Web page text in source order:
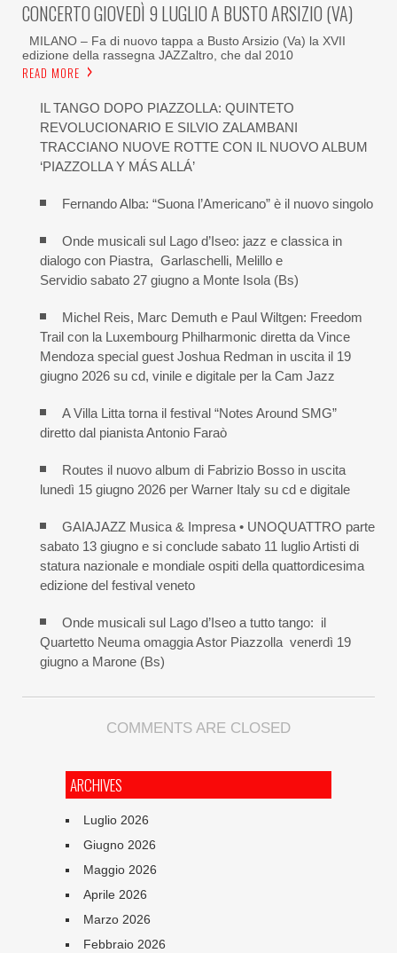
CONCERTO GIOVEDÌ 9 LUGLIO A BUSTO ARSIZIO (VA)
MILANO – Fa di nuovo tappa a Busto Arsizio (Va) la XVII
edizione della rassegna JAZZaltro, che dal 2010
READ MORE
IL TANGO DOPO PIAZZOLLA: QUINTETO
REVOLUCIONARIO E SILVIO ZALAMBANI
TRACCIANO NUOVE ROTTE CON IL NUOVO ALBUM
‘PIAZZOLLA Y MÁS ALLÁ’
Fernando Alba: “Suona l’Americano” è il nuovo singolo
Onde musicali sul Lago d’Iseo: jazz e classica in
dialogo con Piastra, Garlaschelli, Melillo e
Servidio sabato 27 giugno a Monte Isola (Bs)
Michel Reis, Marc Demuth e Paul Wiltgen: Freedom
Trail con la Luxembourg Philharmonic diretta da Vince
Mendoza special guest Joshua Redman in uscita il 19
giugno 2026 su cd, vinile e digitale per la Cam Jazz
A Villa Litta torna il festival “Notes Around SMG”
diretto dal pianista Antonio Faraò
Routes il nuovo album di Fabrizio Bosso in uscita
lunedì 15 giugno 2026 per Warner Italy su cd e digitale
GAIAJAZZ Musica & Impresa • UNOQUATTRO parte
sabato 13 giugno e si conclude sabato 11 luglio Artisti di
statura nazionale e mondiale ospiti della quattordicesima
edizione del festival veneto
Onde musicali sul Lago d’Iseo a tutto tango: il
Quartetto Neuma omaggia Astor Piazzolla venerdì 19
giugno a Marone (Bs)
COMMENTS ARE CLOSED
ARCHIVES
Luglio 2026
Giugno 2026
Maggio 2026
Aprile 2026
Marzo 2026
Febbraio 2026